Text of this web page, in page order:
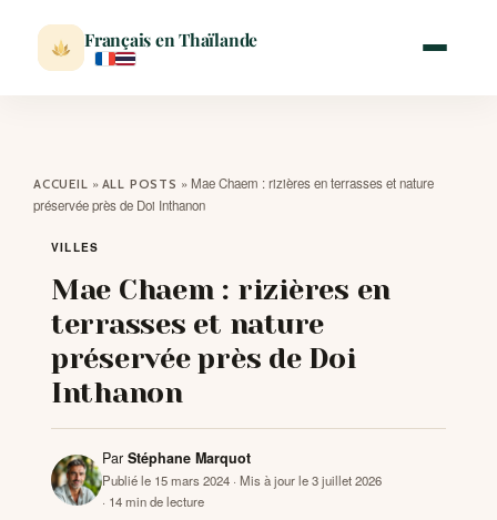
Français en Thaïlande
VISITER
MÉTÉO
EXPATRIATION
BLOG
ACCUEIL » ALL POSTS » Mae Chaem : rizières en terrasses et nature
préservée près de Doi Inthanon
VILLES
Mae Chaem : rizières en
terrasses et nature
préservée près de Doi
Inthanon
Par Stéphane Marquot
Publié le 15 mars 2024 · Mis à jour le 3 juillet 2026
· 14 min de lecture